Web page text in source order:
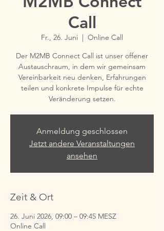
Call
Fr., 26. Juni
  |
Online Call
Der M2MB Connect Call ist unser offener
Austauschraum, in dem wir gemeinsam
Vereinbarkeit neu denken, Erfahrungen
teilen und konkrete Impulse für echte
Veränderung setzen.
Anmeldung geschlossen
Jetzt andere Veranstaltungen
ansehen
Zeit & Ort
26. Juni 2026, 09:00 – 09:45 MESZ
Online Call